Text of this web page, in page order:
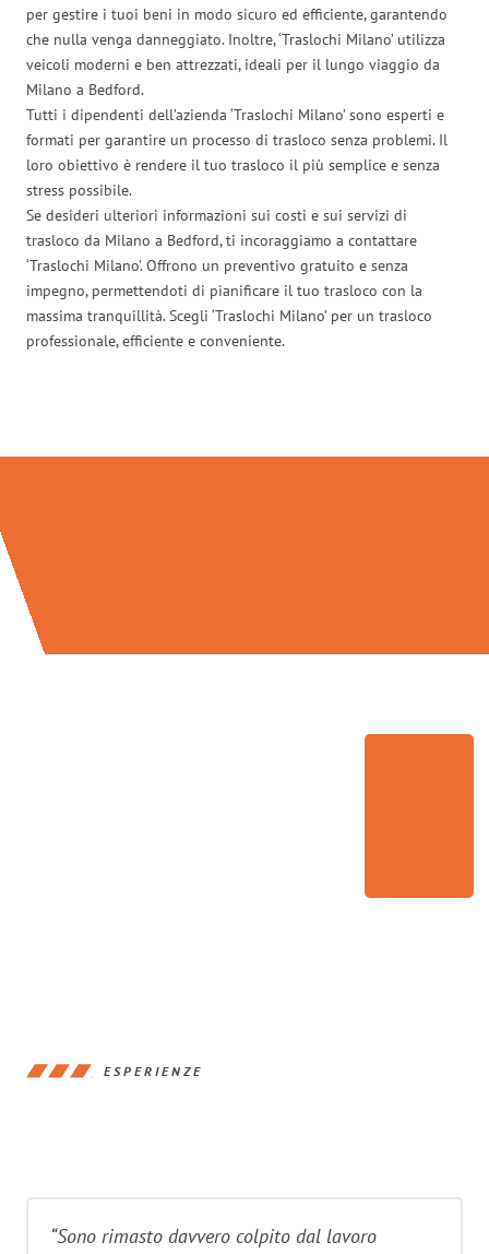
per gestire i tuoi beni in modo sicuro ed efficiente, garantendo
che nulla venga danneggiato. Inoltre, ‘Traslochi Milano’ utilizza
veicoli moderni e ben attrezzati, ideali per il lungo viaggio da
Milano a Bedford.
Tutti i dipendenti dell’azienda ‘Traslochi Milano’ sono esperti e
formati per garantire un processo di trasloco senza problemi. Il
loro obiettivo è rendere il tuo trasloco il più semplice e senza
stress possibile.
Se desideri ulteriori informazioni sui costi e sui servizi di
trasloco da Milano a Bedford, ti incoraggiamo a contattare
‘Traslochi Milano’. Offrono un preventivo gratuito e senza
impegno, permettendoti di pianificare il tuo trasloco con la
massima tranquillità. Scegli ‘Traslochi Milano’ per un trasloco
professionale, efficiente e conveniente.
ESPERIENZE
“Sono rimasto davvero colpito dal lavoro